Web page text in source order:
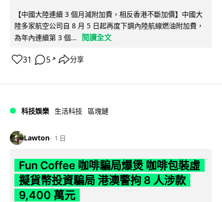
【中國大陸連續 3 個月減附加費，相反香港不斷加價】中國大
陸多家航空公司自 8 月 5 日起再度下調內陸航線燃油附加費，
為年內連續第 3 個...
閱讀全文
31 5 ↗ 分享
科技娛樂 生活科技 區塊鏈
Lawton 1 日
Fun Coffee 咖啡騙局爆煲 咖啡包裝虛
擬貨幣投資騙局 港澳警拘 8 人涉款
9,400 萬元